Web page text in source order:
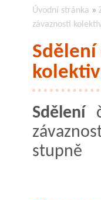
Úvodní stránka »
závaznosti
Sdělení
Sdělení
stupně